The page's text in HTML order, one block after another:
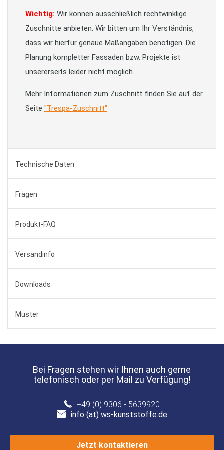
Wichtig: Wir können ausschließlich rechtwinklige
Zuschnitte anbieten. Wir bitten um Ihr Verständnis,
dass wir hierfür genaue Maßangaben benötigen. Die
Planung kompletter Fassaden bzw. Projekte ist
unsererseits leider nicht möglich.
Mehr Informationen zum Zuschnitt finden Sie auf der
Seite "Trespa-Zuschnitt"
Technische Daten
Fragen
Produkt-FAQ
Versandinfo
Downloads
Muster
Bei Fragen stehen wir Ihnen auch gerne
telefonisch oder per Mail zu Verfügung!
+49 (0) 9306 - 5639920
info (at) ws-kunststoffe.de
Jetzt kontaktieren